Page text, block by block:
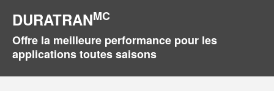
DURATRANMC
Offre la meilleure performance pour les
applications toutes saisons